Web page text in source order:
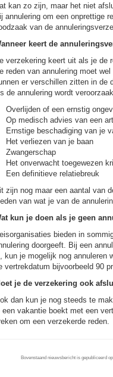
kan zo zijn, maar het niet
annulering om een onprettige
van de
keert de
verzekering keert uit als je de
reden van annulering moet
er verschillen zitten in de
de annulering wordt
Overlijden of een ernstig
Op medisch advies van een
Ernstige beschadiging van je
Het verliezen van je baan
Zwangerschap
Het onverwacht toegewezen
Een definitieve relatiebreuk
zijn nog maar een aantal van
van wat je van de
kun je doen als je geen
bieden in
doorgeeft. Bij een
kun je mogelijk nog annuleren
vertrekdatum bijvoorbeeld 90
je de verzekering ook
dan kun je nog steeds te
een vakantie boekt met een
om een verzekerde reden.
Bovenstaand nieuwsbericht is gepubliceerd